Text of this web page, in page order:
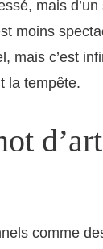
mais
moins
mais c’est
la tempête.
comme